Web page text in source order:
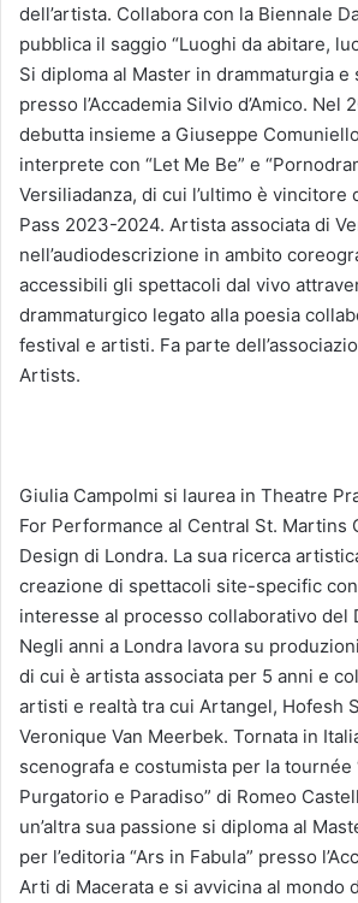
dell’artista. Collabora con la Biennale
pubblica il saggio “Luoghi da abitare,
Si diploma al Master in drammaturgia e
presso l’Accademia Silvio d’Amico. Nel
debutta insieme a Giuseppe
interprete con “Let Me Be” e
Versiliadanza, di cui l’ultimo è vincitore
Pass 2023-2024. Artista associata di
nell’audiodescrizione in ambito
accessibili gli spettacoli dal vivo
drammaturgico legato alla poesia
festival e artisti. Fa parte
Artists.
Giulia Campolmi si laurea in Theatre
For Performance al Central St. Martins
Design di Londra. La sua ricerca
creazione di spettacoli site-specific
interesse al processo collaborativo del
Negli anni a Londra lavora su
di cui è artista associata per 5 anni e
artisti e realtà tra cui Artangel, Hofesh
Veronique Van Meerbek. Tornata in
scenografa e costumista per la tournée
Purgatorio e Paradiso” di Romeo
un’altra sua passione si diploma al
per l’editoria “Ars in Fabula” presso
Arti di Macerata e si avvicina al mondo